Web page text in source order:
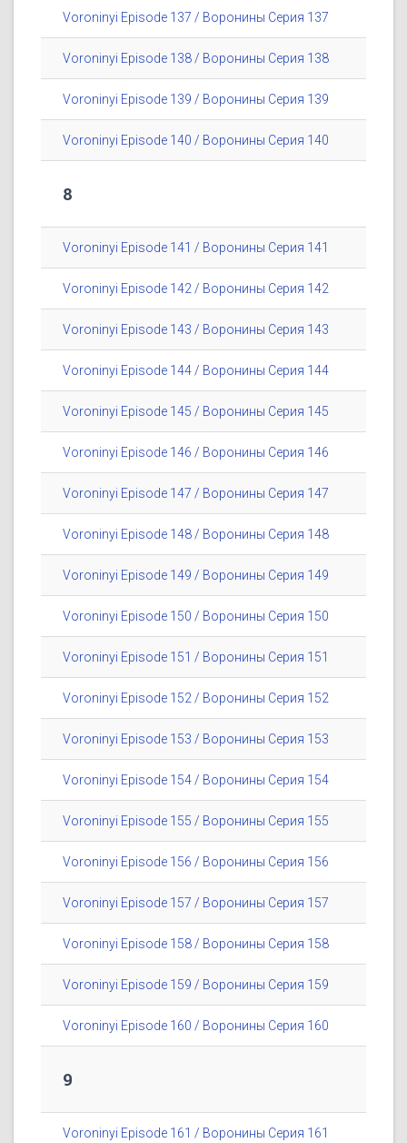
Voroninyi Episode 137 / Воронины Серия 137
Voroninyi Episode 138 / Воронины Серия 138
Voroninyi Episode 139 / Воронины Серия 139
Voroninyi Episode 140 / Воронины Серия 140
8
Voroninyi Episode 141 / Воронины Серия 141
Voroninyi Episode 142 / Воронины Серия 142
Voroninyi Episode 143 / Воронины Серия 143
Voroninyi Episode 144 / Воронины Серия 144
Voroninyi Episode 145 / Воронины Серия 145
Voroninyi Episode 146 / Воронины Серия 146
Voroninyi Episode 147 / Воронины Серия 147
Voroninyi Episode 148 / Воронины Серия 148
Voroninyi Episode 149 / Воронины Серия 149
Voroninyi Episode 150 / Воронины Серия 150
Voroninyi Episode 151 / Воронины Серия 151
Voroninyi Episode 152 / Воронины Серия 152
Voroninyi Episode 153 / Воронины Серия 153
Voroninyi Episode 154 / Воронины Серия 154
Voroninyi Episode 155 / Воронины Серия 155
Voroninyi Episode 156 / Воронины Серия 156
Voroninyi Episode 157 / Воронины Серия 157
Voroninyi Episode 158 / Воронины Серия 158
Voroninyi Episode 159 / Воронины Серия 159
Voroninyi Episode 160 / Воронины Серия 160
9
Voroninyi Episode 161 / Воронины Серия 161